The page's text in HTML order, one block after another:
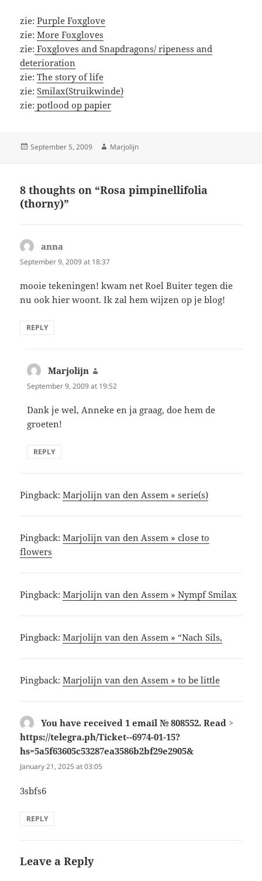
zie:Purple Foxglove
zie:More Foxgloves
zie: Foxgloves and Snapdragons/ ripeness and
deterioration
zie:The story of life
zie:Smilax(Struikwinde)
zie: potlood op papier
Posted
September 5, 2009 Author
Marjolijn
8 thoughts on “Rosa pimpinellifolia
(thorny)”
anna
September 9, 2009 at 18:37
mooie tekeningen! kwam net Roel Buiter tegen die
nu ook hier woont. Ik zal hem wijzen op je blog!
REPLY
Marjolijn
September 9, 2009 at 19:52
Dank je wel, Anneke en ja graag, doe hem de
groeten!
REPLY
Pingback:Marjolijn van den Assem » serie(s)
Pingback:Marjolijn van den Assem » close to
flowers
Pingback:Marjolijn van den Assem » Nympf Smilax
Pingback:Marjolijn van den Assem » “Nach Sils,
Pingback:Marjolijn van den Assem » to be little
You have received 1 email № 808552. Read >
https://telegra.ph/Ticket--6974-01-15?
hs=5a5f63605c53287ea3586b2bf29e2905&
January 21, 2025 at 03:05
3sbfs6
REPLY
Leave a Reply